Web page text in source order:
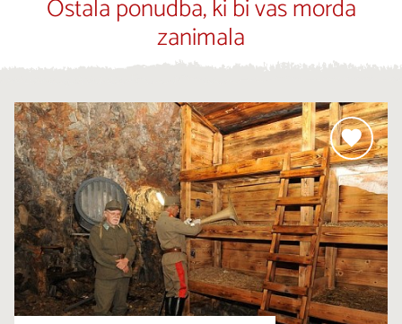
Ostala ponudba, ki bi vas morda
zanimala